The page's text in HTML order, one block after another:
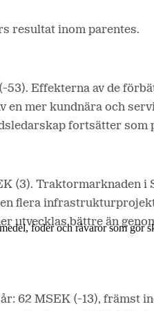
foder och råvaror som gör
resultat inom parentes.
Effekterna av de
en mer kundnära och
fortsätter som
(3). Traktormarknaden
flera
utvecklas bättre än
62 MSEK (-13), främst